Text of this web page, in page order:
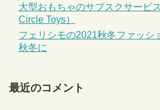
大型おもちゃのサブスクサービ
Circle Toys）
フェリシモの2021秋冬ファッシ
秋冬に
最近のコメント